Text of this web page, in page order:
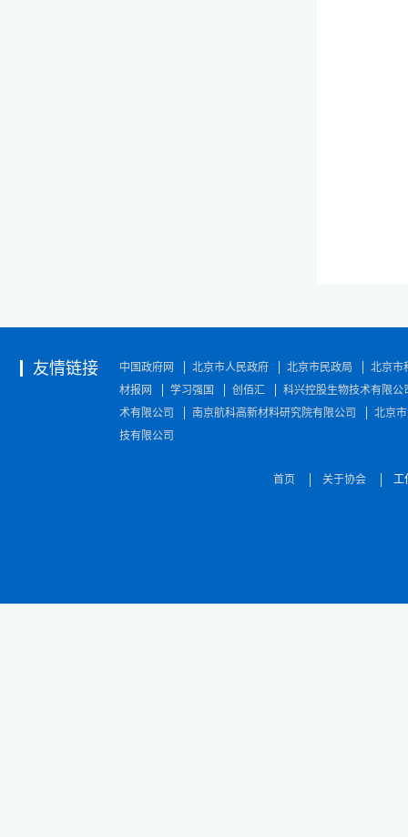
友情链接 中国政府网 北京市人民政府 北京市民政局
北京市
材报网
学习强国 创佰汇
科兴控股生物技术有限公
术有限公司
南京航科高新材料研究院有限公司
北京
技有限公司
首页 关于协会 工